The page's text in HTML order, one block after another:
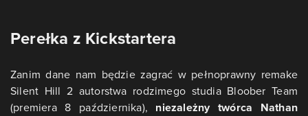
Perełka z Kickstartera
Zanim dane nam będzie zagrać w pełnoprawny remake
Silent Hill 2 autorstwa rodzimego studia Bloober Team
(premiera 8 października), niezależny twórca Nathan